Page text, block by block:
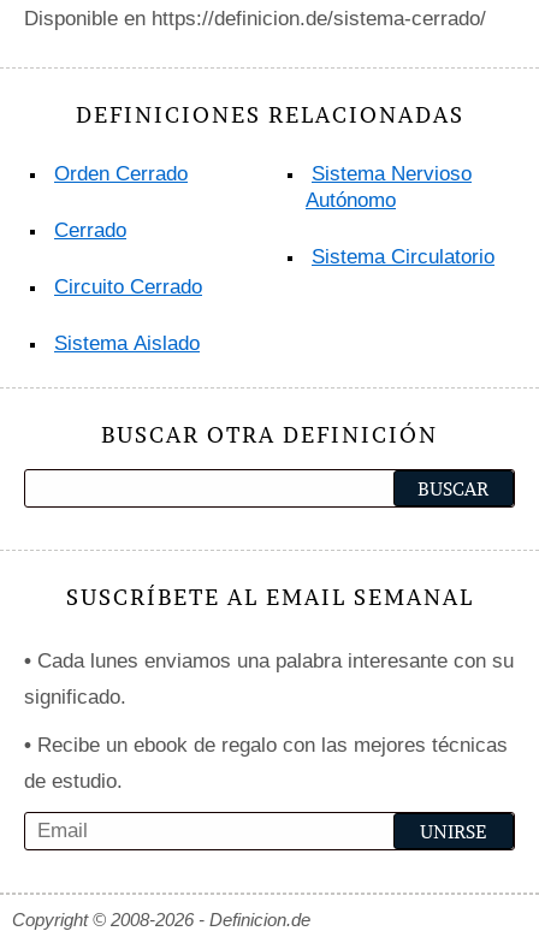
Disponible en https://definicion.de/sistema-cerrado/
DEFINICIONES RELACIONADAS
Orden Cerrado
Cerrado
Circuito Cerrado
Sistema Aislado
Sistema Nervioso
Autónomo
Sistema Circulatorio
BUSCAR OTRA DEFINICIÓN
SUSCRÍBETE AL EMAIL SEMANAL
• Cada lunes enviamos una palabra interesante con su
significado.
• Recibe un ebook de regalo con las mejores técnicas
de estudio.
Copyright © 2008-2026 - Definicion.de